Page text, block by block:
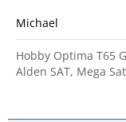
Michael
Hobby Optima T65
Alden SAT, Mega